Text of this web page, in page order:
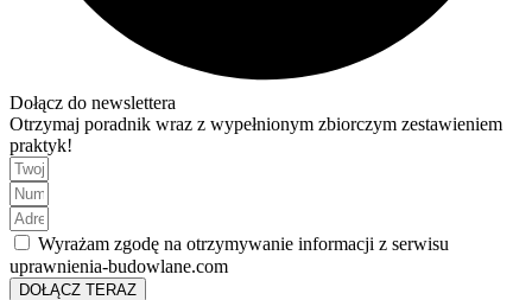
Dołącz do newslettera
Otrzymaj poradnik wraz z wypełnionym zbiorczym zestawieniem
praktyk!
Wyrażam zgodę na otrzymywanie informacji z serwisu
uprawnienia-budowlane.com
DOŁĄCZ TERAZ